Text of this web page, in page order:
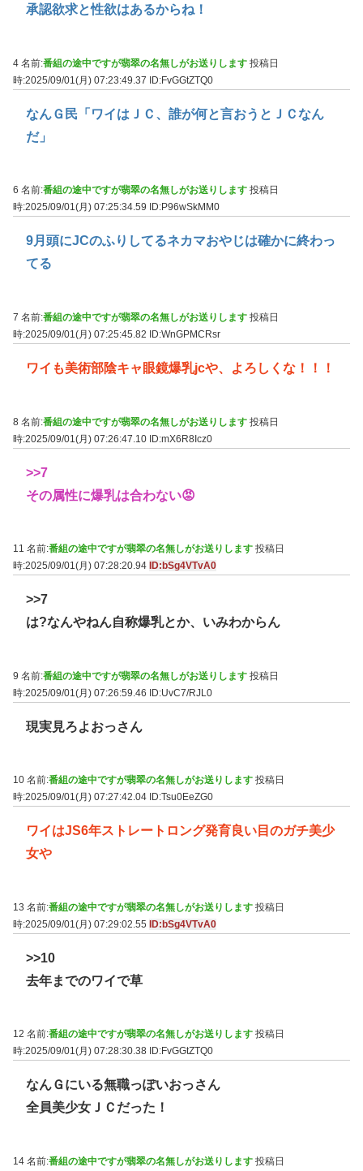
承認欲求と性欲はあるからね！
4 名前:番組の途中ですが翡翠の名無しがお送りします 投稿日
時:2025/09/01(月) 07:23:49.37 ID:FvGGtZTQ0
なんＧ民「ワイはＪＣ、誰が何と言おうとＪＣなん
だ」
6 名前:番組の途中ですが翡翠の名無しがお送りします 投稿日
時:2025/09/01(月) 07:25:34.59
ID:P96wSkMM0
9月頭にJCのふりしてるネカマおやじは確かに終わっ
てる
7 名前:番組の途中ですが翡翠の名無しがお送りします 投稿日
時:2025/09/01(月) 07:25:45.82
ID:WnGPMCRsr
ワイも美術部陰キャ眼鏡爆乳jcや、よろしくな！！！
8 名前:番組の途中ですが翡翠の名無しがお送りします 投稿日
時:2025/09/01(月) 07:26:47.10 ID:mX6R8Icz0
>>7
その属性に爆乳は合わない😡
11 名前:番組の途中ですが翡翠の名無しがお送りします 投稿日
時:2025/09/01(月) 07:28:20.94 ID:bSg4VTvA0
>>7
は?なんやねん自称爆乳とか、いみわからん
9 名前:番組の途中ですが翡翠の名無しがお送りします 投稿日
時:2025/09/01(月) 07:26:59.46 ID:UvC7/RJL0
現実見ろよおっさん
10 名前:番組の途中ですが翡翠の名無しがお送りします 投稿日
時:2025/09/01(月) 07:27:42.04 ID:Tsu0EeZG0
ワイはJS6年ストレートロング発育良い目のガチ美少
女や
13 名前:番組の途中ですが翡翠の名無しがお送りします 投稿日
時:2025/09/01(月) 07:29:02.55 ID:bSg4VTvA0
>>10
去年までのワイで草
12 名前:番組の途中ですが翡翠の名無しがお送りします 投稿日
時:2025/09/01(月) 07:28:30.38 ID:FvGGtZTQ0
なんＧにいる無職っぽいおっさん
全員美少女ＪＣだった！
14 名前:番組の途中ですが翡翠の名無しがお送りします 投稿日